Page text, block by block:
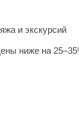
и экскурсий
ниже на